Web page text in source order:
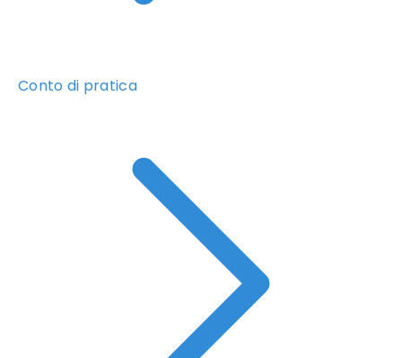
Conto di pratica